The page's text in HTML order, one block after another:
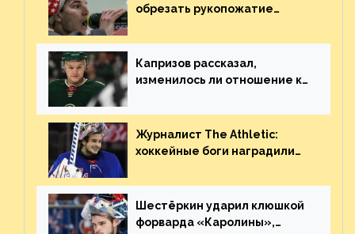
обрезать рукопожатие
Плохая работа, ESPN
Капризов рассказал,
изменилось ли отношение к
Украине
Журналист The Athletic:
хоккейные боги наградили
великолепную игру
Шестёркин ударил клюшкой
форварда «Каролины»,